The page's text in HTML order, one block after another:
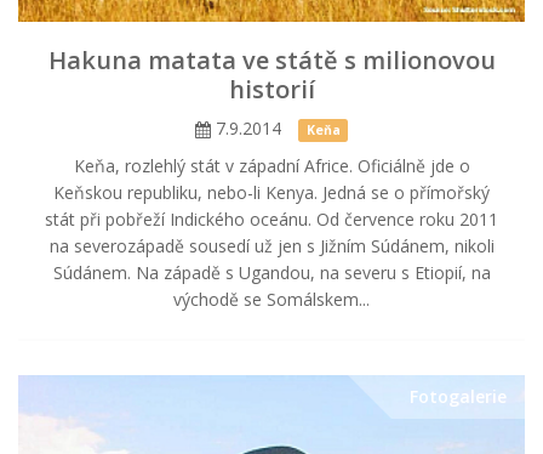
Hakuna matata ve státě s milionovou
historií
7.9.2014 Keňa
Keňa, rozlehlý stát v západní Africe. Oficiálně jde o
Keňskou republiku, nebo-li Kenya. Jedná se o přímořský
stát při pobřeží Indického oceánu. Od července roku 2011
na severozápadě sousedí už jen s Jižním Súdánem, nikoli
Súdánem. Na západě s Ugandou, na severu s Etiopií, na
východě se Somálskem...
Fotogalerie